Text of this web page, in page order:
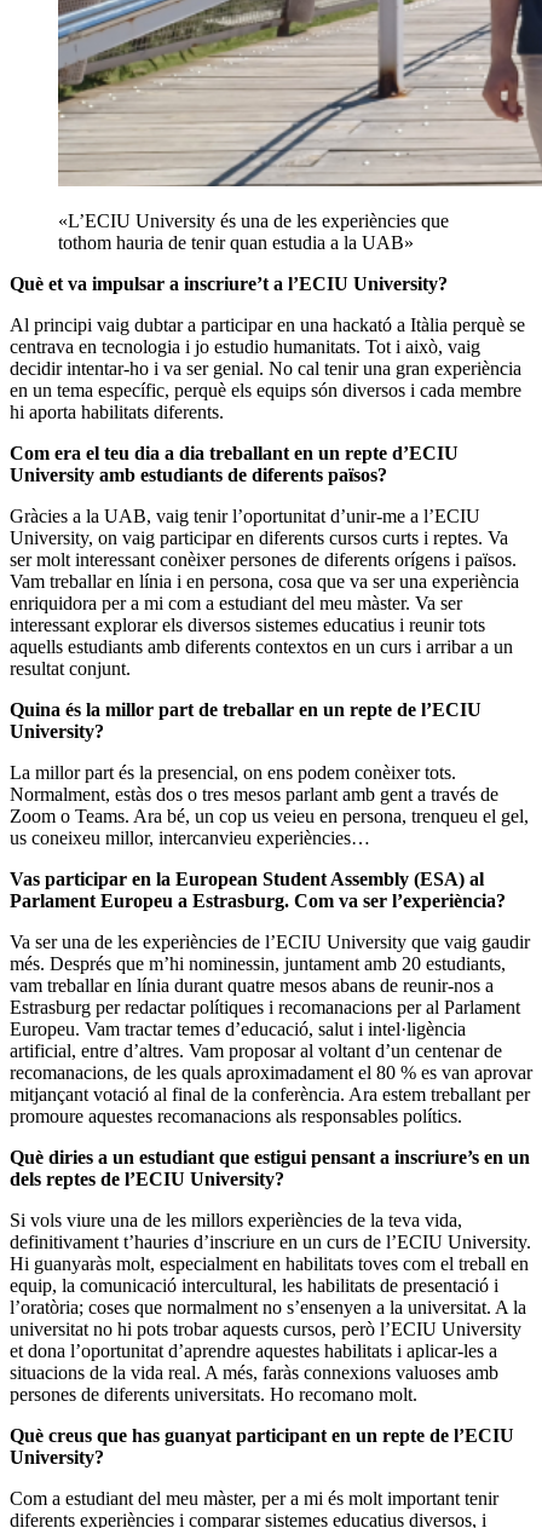
«L’ECIU University és una de les experiències que
tothom hauria de tenir quan estudia a la UAB»
Què et va impulsar a inscriure’t a l’ECIU University?
Al principi vaig dubtar a participar en una hackató a Itàlia perquè se
centrava en tecnologia i jo estudio humanitats. Tot i això, vaig
decidir intentar-ho i va ser genial. No cal tenir una gran experiència
en un tema específic, perquè els equips són diversos i cada membre
hi aporta habilitats diferents.
Com era el teu dia a dia treballant en un repte d’ECIU
University amb estudiants de diferents països?
Gràcies a la UAB, vaig tenir l’oportunitat d’unir-me a l’ECIU
University, on vaig participar en diferents cursos curts i reptes. Va
ser molt interessant conèixer persones de diferents orígens i països.
Vam treballar en línia i en persona, cosa que va ser una experiència
enriquidora per a mi com a estudiant del meu màster. Va ser
interessant explorar els diversos sistemes educatius i reunir tots
aquells estudiants amb diferents contextos en un curs i arribar a un
resultat conjunt.
Quina és la millor part de treballar en un repte de l’ECIU
University?
La millor part és la presencial, on ens podem conèixer tots.
Normalment, estàs dos o tres mesos parlant amb gent a través de
Zoom o Teams. Ara bé, un cop us veieu en persona, trenqueu el gel,
us coneixeu millor, intercanvieu experiències…
Vas participar en la European Student Assembly (ESA) al
Parlament Europeu a Estrasburg. Com va ser l’experiència?
Va ser una de les experiències de l’ECIU University que vaig gaudir
més. Després que m’hi nominessin, juntament amb 20 estudiants,
vam treballar en línia durant quatre mesos abans de reunir-nos a
Estrasburg per redactar polítiques i recomanacions per al Parlament
Europeu. Vam tractar temes d’educació, salut i intel·ligència
artificial, entre d’altres. Vam proposar al voltant d’un centenar de
recomanacions, de les quals aproximadament el 80 % es van aprovar
mitjançant votació al final de la conferència. Ara estem treballant per
promoure aquestes recomanacions als responsables polítics.
Què diries a un estudiant que estigui pensant a inscriure’s en un
dels reptes de l’ECIU University?
Si vols viure una de les millors experiències de la teva vida,
definitivament t’hauries d’inscriure en un curs de l’ECIU University.
Hi guanyaràs molt, especialment en habilitats toves com el treball en
equip, la comunicació intercultural, les habilitats de presentació i
l’oratòria; coses que normalment no s’ensenyen a la universitat. A la
universitat no hi pots trobar aquests cursos, però l’ECIU University
et dona l’oportunitat d’aprendre aquestes habilitats i aplicar-les a
situacions de la vida real. A més, faràs connexions valuoses amb
persones de diferents universitats. Ho recomano molt.
Què creus que has guanyat participant en un repte de l’ECIU
University?
Com a estudiant del meu màster, per a mi és molt important tenir
diferents experiències i comparar sistemes educatius diversos, i